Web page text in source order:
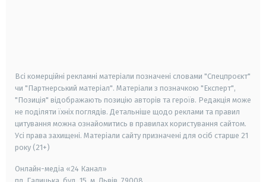
Всі комерційні рекламні матеріали позначені словами "Спецпроєкт"
чи "Партнерський матеріал". Матеріали з позначкою "Експерт",
"Позиція" відображають позицію авторів та героїв. Редакція може
не поділяти їхніх поглядів. Детальніше щодо реклами та правил
цитування можна ознайомитись в правилах користування сайтом.
Усі права захищені. Матеріали сайту призначені для осіб старше 21
року (21+)
Онлайн-медіа «24 Канал»